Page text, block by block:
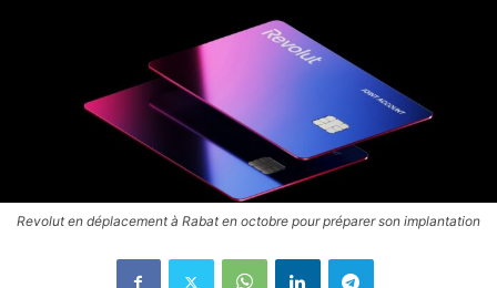
Revolut en déplacement à Rabat en octobre pour préparer son implantation